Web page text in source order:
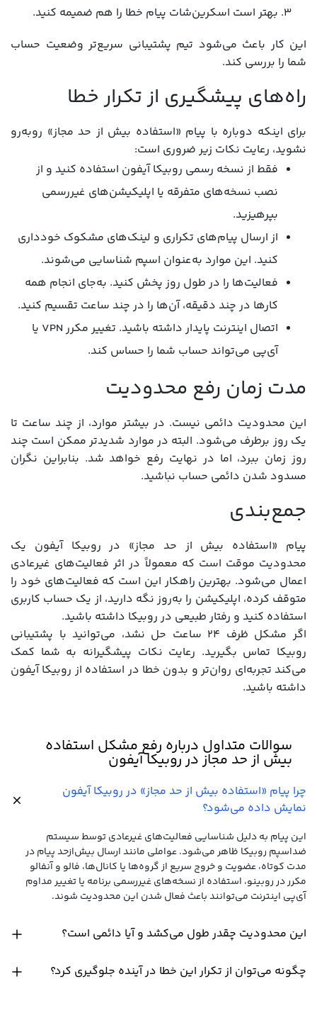
بهتر است اسکرین‌شات پیام خطا را هم ضمیمه کنید.
این کار باعث می‌شود تیم پشتیبانی سریع‌تر وضعیت حساب
شما را بررسی کند.
راه‌های پیشگیری از تکرار خطا
برای اینکه دوباره با پیام «استفاده بیش از حد مجاز» روبه‌رو
نشوید، رعایت نکات زیر ضروری است:
فقط از نسخه رسمی روبیکا آیفون استفاده کنید و از
نصب نسخه‌های متفرقه یا اپلیکیشن‌های غیررسمی
بپرهیزید.
از ارسال پیام‌های تکراری و لینک‌های مشکوک خودداری
کنید. این موارد به‌عنوان اسپم شناسایی می‌شوند.
فعالیت‌ها را در طول روز پخش کنید. به‌جای انجام همه
کارها در چند دقیقه، آن‌ها را در چند ساعت تقسیم کنید.
اتصال اینترنت پایدار داشته باشید. تغییر مکرر VPN یا
آی‌پی می‌تواند حساب شما را حساس کند.
مدت زمان رفع محدودیت
این محدودیت دائمی نیست. در بیشتر موارد، از چند ساعت تا
یک روز برطرف می‌شود. البته در موارد شدیدتر ممکن است چند
روز زمان ببرد، اما در نهایت رفع خواهد شد. بنابراین نگران
مسدود شدن دائمی حساب نباشید.
جمع‌بندی
پیام «استفاده بیش از حد مجاز» در روبیکا آیفون یک
محدودیت موقت است که معمولاً در اثر فعالیت‌های غیرعادی
اعمال می‌شود. بهترین راهکار این است که فعالیت‌های خود را
متوقف کرده، اپلیکیشن را به‌روز نگه دارید، از یک حساب کاربری
استفاده کنید و رفتار طبیعی در روبیکا داشته باشید.
اگر مشکل ظرف ۲۴ ساعت حل نشد، می‌توانید با پشتیبانی
روبیکا تماس بگیرید. رعایت نکات پیشگیرانه به شما کمک
می‌کند تجربه‌ای روان‌تر و بدون خطا در استفاده از روبیکا آیفون
داشته باشید.
سوالات متداول درباره رفع مشکل استفاده
بیش از حد مجاز در روبیکا آیفون
چرا پیام «استفاده بیش از حد مجاز» در روبیکا آیفون
نمایش داده می‌شود؟
این پیام به دلیل شناسایی فعالیت‌های غیرعادی توسط سیستم
ضداسپم روبیکا ظاهر می‌شود. عواملی مانند ارسال بیش‌ازحد پیام در
مدت کوتاه، عضویت و خروج سریع از گروه‌ها یا کانال‌ها، فالو و آنفالو
مکرر در روبینو، استفاده از نسخه‌های غیررسمی برنامه یا تغییر مداوم
آی‌پی اینترنت می‌توانند باعث فعال شدن این محدودیت شوند.
این محدودیت چقدر طول می‌کشد و آیا دائمی است؟
چگونه می‌توان از تکرار این خطا در آینده جلوگیری کرد؟